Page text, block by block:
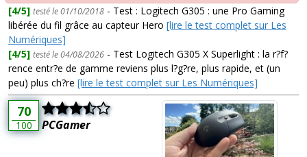
[4/5] testé le 01/10/2018 - Test : Logitech G305 : une Pro Gaming
libérée du fil grâce au capteur Hero [lire le test complet sur Les
Numériques]
[4/5] testé le 04/08/2026 - Test Logitech G305 X Superlight : la r?f?
rence entr?e de gamme reviens plus l?g?re, plus rapide, et (un
peu) plus ch?re [lire le test complet sur Les Numériques]
70
100 PCGamer